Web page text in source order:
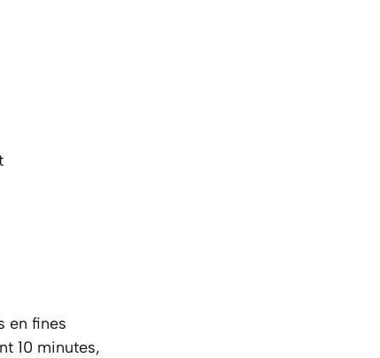
en fines
10 minutes,